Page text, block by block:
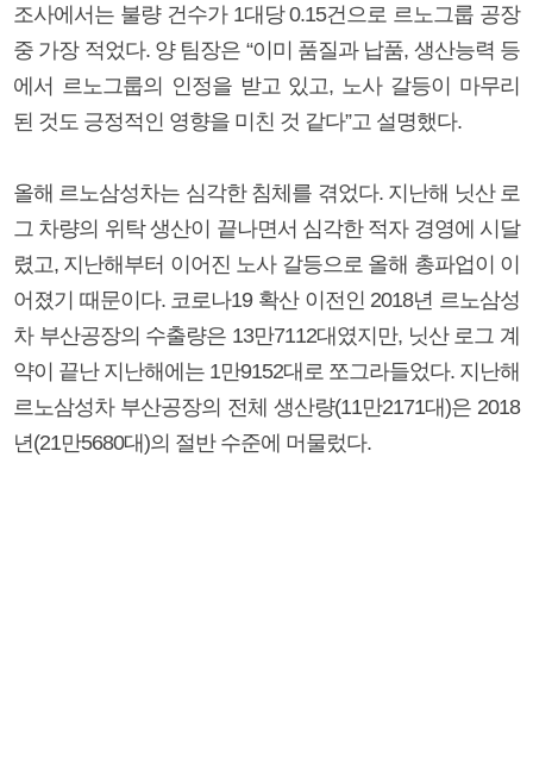
조사에서는 불량 건수가 1대당 0.15건으로 르노그룹 공장
중 가장 적었다. 양 팀장은 “이미 품질과 납품, 생산능력 등
에서 르노그룹의 인정을 받고 있고, 노사 갈등이 마무리
된 것도 긍정적인 영향을 미친 것 같다”고 설명했다.
올해 르노삼성차는 심각한 침체를 겪었다. 지난해 닛산 로
그 차량의 위탁 생산이 끝나면서 심각한 적자 경영에 시달
렸고, 지난해부터 이어진 노사 갈등으로 올해 총파업이 이
어졌기 때문이다. 코로나19 확산 이전인 2018년 르노삼성
차 부산공장의 수출량은 13만7112대였지만, 닛산 로그 계
약이 끝난 지난해에는 1만9152대로 쪼그라들었다. 지난해
르노삼성차 부산공장의 전체 생산량(11만2171대)은 2018
년(21만5680대)의 절반 수준에 머물렀다.